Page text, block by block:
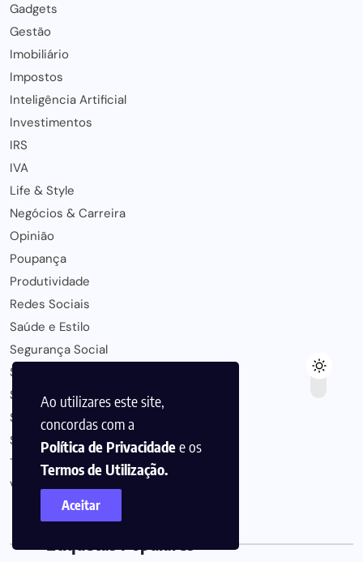
Ao utilizares este site,
concordas com a
Política de Privacidadee os
Termos de Utilização.
Aceitar
Gadgets
Gestão
Imobiliário
Impostos
Inteligência Artificial
Investimentos
IRS
IVA
Life & Style
Negócios & Carreira
Opinião
Poupança
Produtividade
Redes Sociais
Saúde e Estilo
Segurança Social
Seguros
Sobre Rodas
Software
Streaming
Tendências de Mercado
Viagens